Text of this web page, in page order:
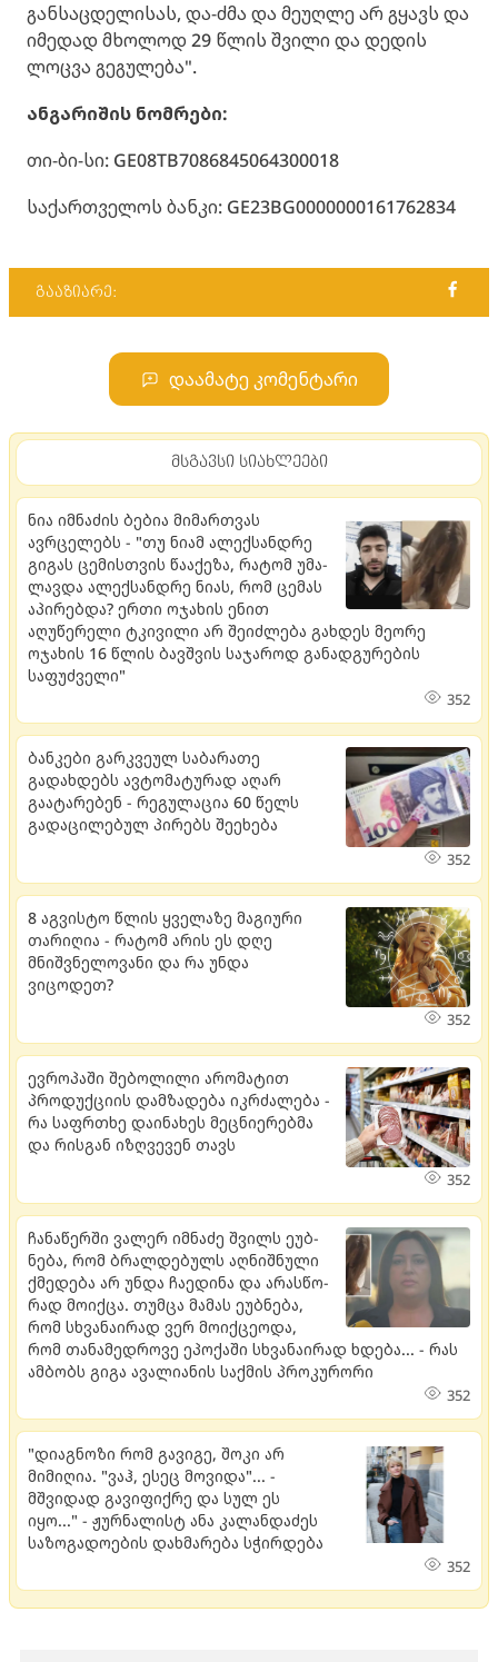
განსაცდელისას, და-ძმა და მეუღლე არ გყავს და
იმედად მხოლოდ 29 წლის შვილი და დედის
ლოცვა გეგულება".
ანგარიშის ნომრები:
თი-ბი-სი: GE08TB7086845064300018
საქართველოს ბანკი: GE23BG0000000161762834
გააზიარე:
დაამატე კომენტარი
მსგავსი სიახლეები
ნია იმნაძის ბებია მიმართვას
ავრცელებს - "თუ ნიამ ალექ­სან­დრე
გი­გას ცე­მის­თვის წა­ა­ქე­ზა, რა­ტომ უმა­
ლავ­და ალექ­სან­დრე ნიას, რომ ცე­მას
აპი­რებ­და? ერთი ოჯახის ენით
აღუწერელი ტკივილი არ შეიძლება გახდეს მეორე
ოჯახის 16 წლის ბავშვის საჯაროდ განადგურების
საფუძველი"
352
ბანკები გარკვეულ საბარათე
გადახდებს ავტომატურად აღარ
გაატარებენ - რეგულაცია 60 წელს
გადაცილებულ პირებს შეეხება
352
8 აგვისტო წლის ყველაზე მაგიური
თარიღია - რატომ არის ეს დღე
მნიშვნელოვანი და რა უნდა
ვიცოდეთ?
352
ევროპაში შებოლილი არომატით
პროდუქციის დამზადება იკრძალება -
რა საფრთხე დაინახეს მეცნიერებმა
და რისგან იზღვევენ თავს
352
ჩა­ნა­წერ­ში ვა­ლერ იმ­ნა­ძე შვილს ეუბ­
ნე­ბა, რომ ბრალ­დე­ბულს აღ­ნიშ­ნუ­ლი
ქმე­დე­ბა არ უნდა ჩა­ე­დი­ნა და არას­წო­
რად მო­იქ­ცა. თუმ­ცა მა­მას ეუბ­ნე­ბა,
რომ სხვა­ნა­ი­რად ვერ მო­იქ­ცე­ო­და,
რომ თა­ნა­მედ­რო­ვე ეპო­ქა­ში სხვა­ნა­ი­რად ხდე­ბა... - რას
ამბობს გიგა ავალიანის საქმის პროკურორი
352
"დიაგნოზი რომ გავიგე, შოკი არ
მიმიღია. "ვაჰ, ესეც მოვიდა"... -
მშვიდად გავიფიქრე და სულ ეს
იყო..." - ჟურნალისტ ანა კალანდაძეს
საზოგადოების დახმარება სჭირდება
352